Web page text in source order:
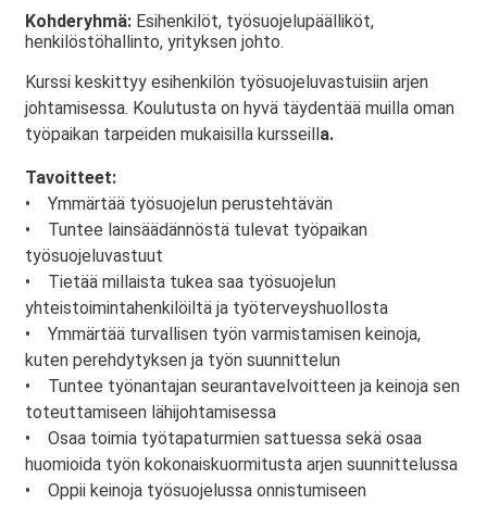
Kohderyhmä: Esihenkilöt, työsuojelupäälliköt,
henkilöstöhallinto, yrityksen johto.
Kurssi keskittyy esihenkilön työsuojeluvastuisiin arjen
johtamisessa. Koulutusta on hyvä täydentää muilla oman
työpaikan tarpeiden mukaisilla kursseilla.
Tavoitteet:
• Ymmärtää työsuojelun perustehtävän
• Tuntee lainsäädännöstä tulevat työpaikan
työsuojeluvastuut
• Tietää millaista tukea saa työsuojelun
yhteistoimintahenkilöiltä ja työterveyshuollosta
• Ymmärtää turvallisen työn varmistamisen keinoja,
kuten perehdytyksen ja työn suunnittelun
• Tuntee työnantajan seurantavelvoitteen ja keinoja sen
toteuttamiseen lähijohtamisessa
• Osaa toimia työtapaturmien sattuessa sekä osaa
huomioida työn kokonaiskuormitusta arjen suunnittelussa
• Oppii keinoja työsuojelussa onnistumiseen